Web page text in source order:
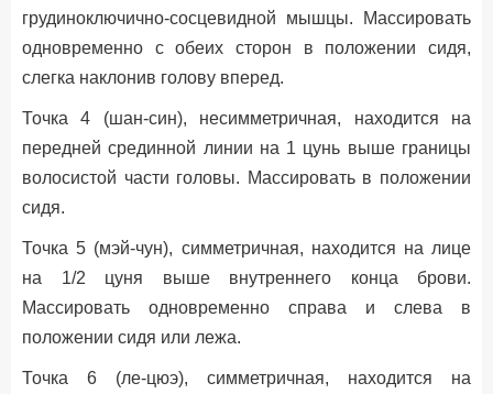
грудиноключично-сосцевидной мышцы. Массировать
одновременно с обеих сторон в положении сидя,
слегка наклонив голову вперед.
Точка 4 (шан-син), несимметричная, находится на
передней срединной линии на 1 цунь выше границы
волосистой части головы. Массировать в положении
сидя.
Точка 5 (мэй-чун), симметричная, находится на лице
на 1/2 цуня выше внутреннего конца брови.
Массировать одновременно справа и слева в
положении сидя или лежа.
Точка 6 (ле-цюэ), симметричная, находится на